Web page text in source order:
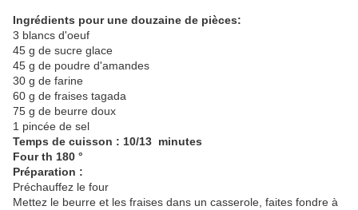
Ingrédients pour une douzaine de pièces:
3 blancs d'oeuf
45 g de sucre glace
45 g de poudre d'amandes
30 g de farine
60 g de fraises tagada
75 g de beurre doux
1 pincée de sel
Temps de cuisson : 10/13 minutes
Four th 180 °
Préparation :
Préchauffez le four
Mettez le beurre et les fraises dans un casserole, faites fondre à